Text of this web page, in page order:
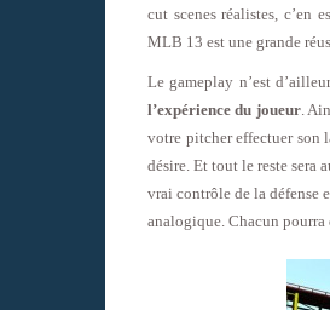
cut scenes réalistes, c’en
MLB 13 est une grande
Le gameplay n’est
l’expérience du joueur.
votre pitcher effectuer son
désire. Et tout le reste sera
vrai contrôle de la défense
analogique. Chacun